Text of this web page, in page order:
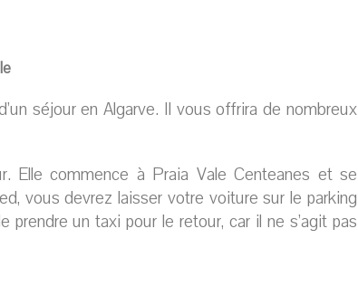
séjour en Algarve. Il vous offrira de nombreux
Elle commence à Praia Vale Centeanes et se
vous devrez laisser votre voiture sur le parking
un taxi pour le retour, car il ne s’agit pas